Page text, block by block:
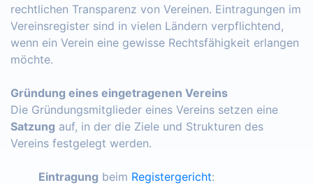
rechtlichen Transparenz von Vereinen. Eintragungen im
Vereinsregister sind in vielen Ländern verpflichtend,
wenn ein Verein eine gewisse Rechtsfähigkeit erlangen
möchte.
Gründung eines eingetragenen Vereins
Die Gründungsmitglieder eines Vereins setzen eine
Satzung auf, in der die Ziele und Strukturen des
Vereins festgelegt werden.
Eintragung beim Registergericht: